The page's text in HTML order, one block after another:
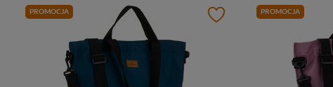
PROMOCJA PROMOCJA